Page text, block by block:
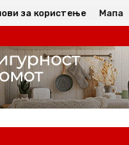
за користење Мапа